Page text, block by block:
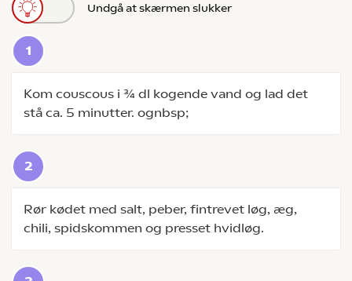
Undgå at skærmen slukker
Kom couscous i ¾ dl kogende vand og lad det
stå ca. 5 minutter. ognbsp;
Rør kødet med salt, peber, fintrevet løg, æg,
chili, spidskommen og presset hvidløg.